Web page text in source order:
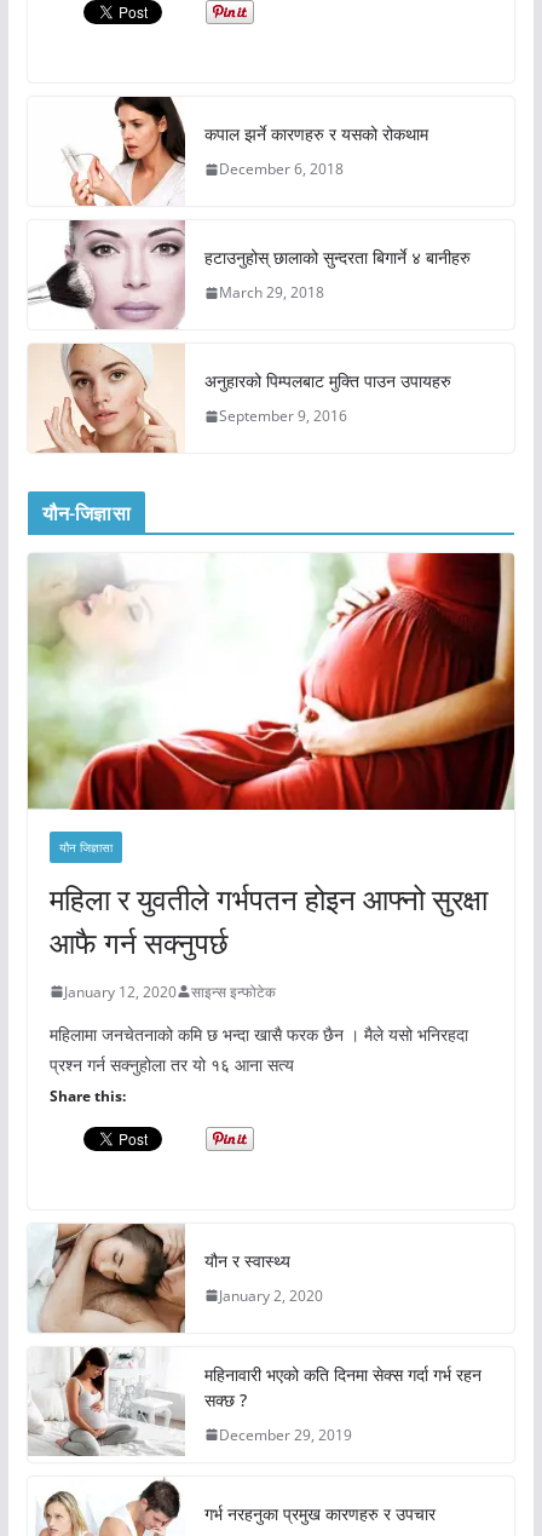
कपाल झर्ने कारणहरु र यसको रोकथाम
December 6, 2018
हटाउनुहोस् छालाको सुन्दरता बिगार्ने ४ बानीहरु
March 29, 2018
अनुहारको पिम्पलबाट मुक्ति पाउन उपायहरु
September 9, 2016
यौन-जिज्ञासा
यौन जिज्ञासा
महिला र युवतीले गर्भपतन होइन आफ्नो सुरक्षा
आफै गर्न सक्नुपर्छ
January 12, 2020 साइन्स इन्फोटेक
महिलामा जनचेतनाको कमि छ भन्दा खासै फरक छैन । मैले यसो भनिरहदा
प्रश्न गर्न सक्नुहोला तर यो १६ आना सत्य
Share this:
यौन र स्वास्थ्य
January 2, 2020
महिनावारी भएको कति दिनमा सेक्स गर्दा गर्भ रहन
सक्छ ?
December 29, 2019
गर्भ नरहनुका प्रमुख कारणहरु र उपचार